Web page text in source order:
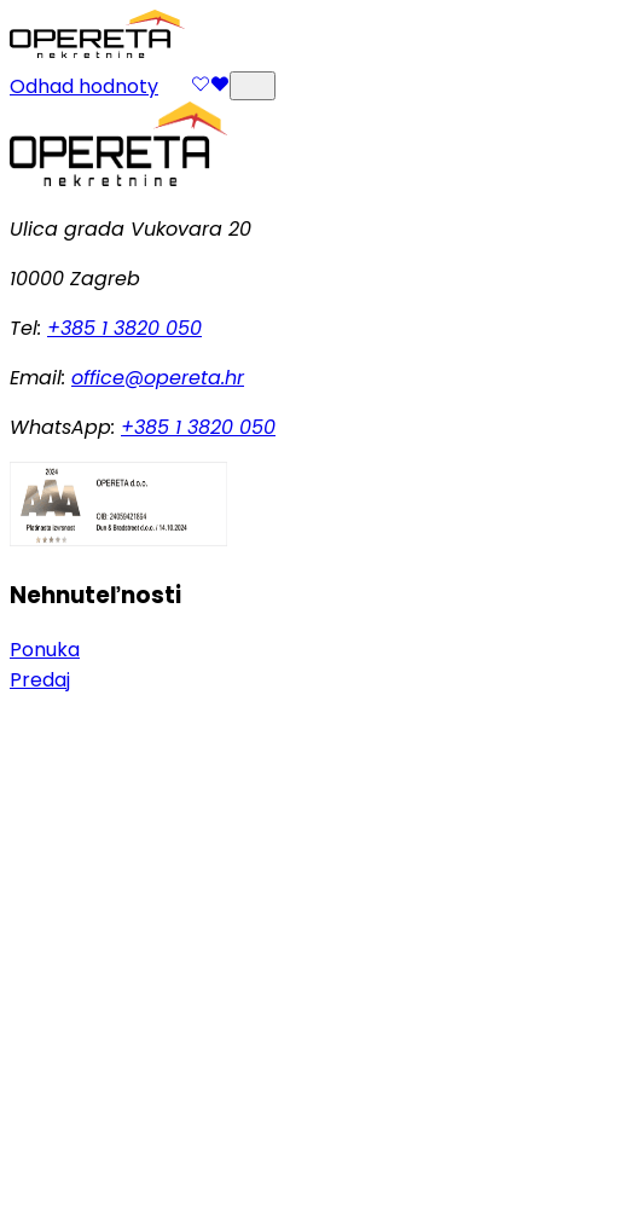
Odhad hodnoty
Ulica grada Vukovara 20
10000 Zagreb
Tel: +385 1 3820 050
Email: office@opereta.hr
WhatsApp: +385 1 3820 050
Nehnuteľnosti
Ponuka
Predaj